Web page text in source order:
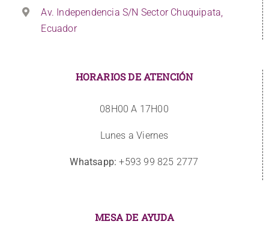
Av. Independencia S/N Sector Chuquipata,
Ecuador
HORARIOS DE ATENCIÓN
08H00 A 17H00
Lunes a Viernes
Whatsapp: +593 99 825 2777
MESA DE AYUDA